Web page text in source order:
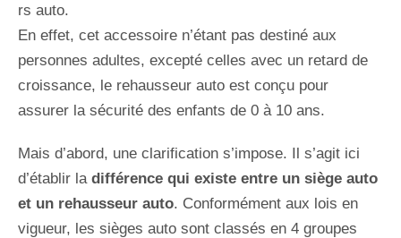
rs auto.
En effet, cet accessoire n’étant pas destiné aux
personnes adultes, excepté celles avec un retard de
croissance, le rehausseur auto est conçu pour
assurer la sécurité des enfants de 0 à 10 ans.
Mais d’abord, une clarification s’impose. Il s’agit ici
d’établir la différence qui existe entre un siège auto
et un rehausseur auto. Conformément aux lois en
vigueur, les sièges auto sont classés en 4 groupes